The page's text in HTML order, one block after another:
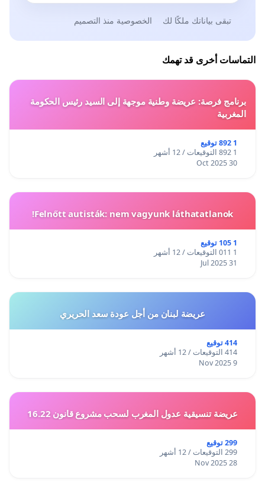
تبقى بياناتك ملكًا لك الخصوصية منذ التصميم
التماسات أخرى قد تهمك
برنامج فرصة: عريضة وطنية موجهة إلى السيد رئيس الحكومة
المغربية
1 892 توقيع
1 892 التوقيعات / 12 أشهر
30 Oct 2025
Felnőtt autisták: nem vagyunk láthatatlanok!
1 105 توقيع
1 011 التوقيعات / 12 أشهر
31 Jul 2025
عريضة لبنان من أجل عودة سعد الحريري
414 توقيع
414 التوقيعات / 12 أشهر
9 Nov 2025
عريضة تنسيقية عدول المغرب لسحب مشروع قانون 16.22
299 توقيع
299 التوقيعات / 12 أشهر
28 Nov 2025